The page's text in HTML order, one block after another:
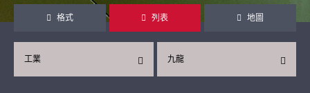
格式 列表 地圖
九龍
工業